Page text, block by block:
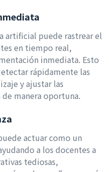
artificial puede rastrear el
en tiempo real,
inmediata. Esto
rápidamente las
y ajustar las
de manera oportuna.
actuar como un
a los docentes a
tediosas,